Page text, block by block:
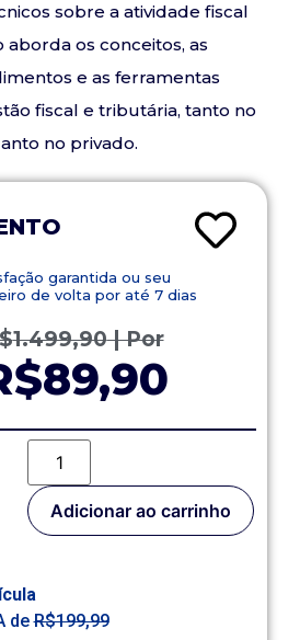
sobre a atividade fiscal
aborda os conceitos, as
e as ferramentas
fiscal e tributária, tanto no
no privado.
garantida ou seu
de volta por até 7 dias
1.499,90| Por
Adicionar ao carrinho
deR$199,99